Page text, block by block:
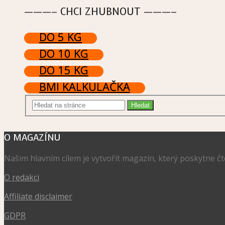
———– CHCI ZHUBNOUT ———–
DO 5 KG
DO 10 KG
DO 15 KG
BMI KALKULAČKA
O MAGAZÍNU
Našim hlavním cílem je vytvořit magazín, který poskytne
O redakci
Affiliate disclaimer
GDPR